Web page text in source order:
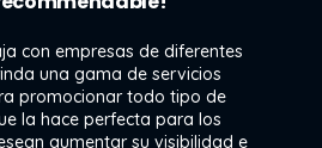
con empresas de diferentes
una gama de servicios
promocionar todo tipo de
la hace perfecta para los
aumentar su visibilidad e